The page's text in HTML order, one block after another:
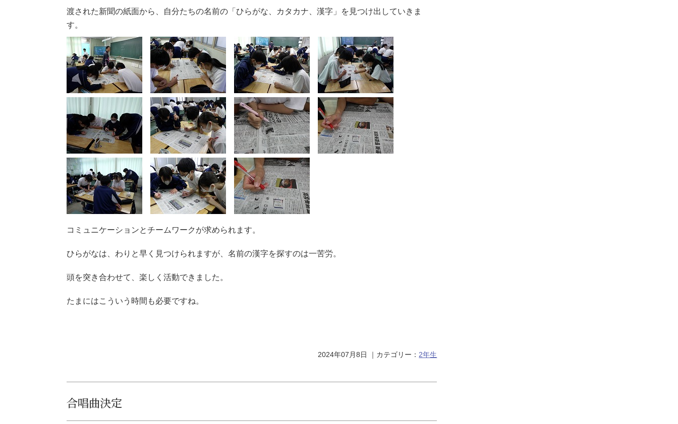
渡された新聞の紙面から、自分たちの名前の「ひらがな、カタカナ、漢字」を見つけ出していきま
す。
コミュニケーションとチームワークが求められます。
ひらがなは、わりと早く見つけられますが、名前の漢字を探すのは一苦労。
頭を突き合わせて、楽しく活動できました。
たまにはこういう時間も必要ですね。
2024年07月8日 ｜カテゴリー： 2年生
合唱曲決定